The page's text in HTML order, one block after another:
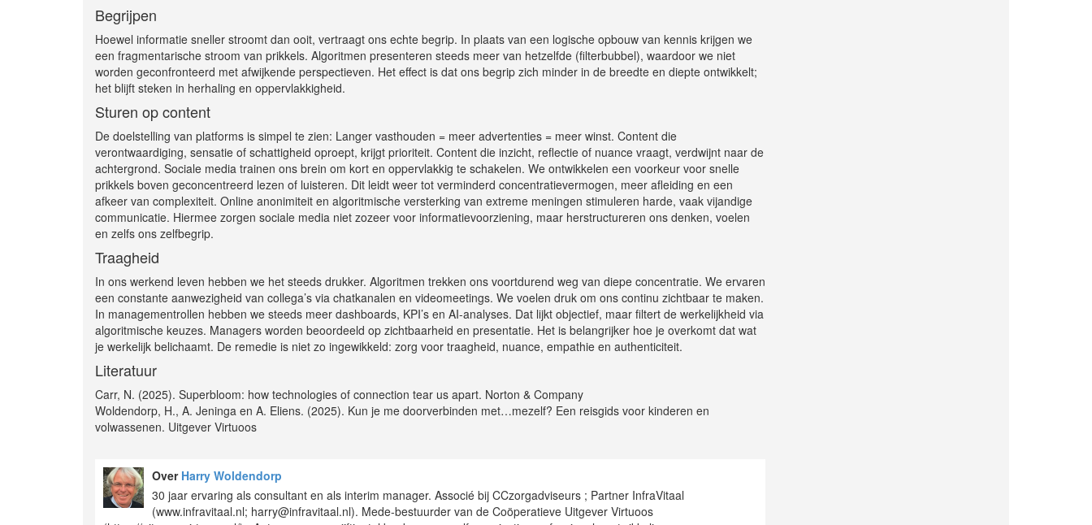
Begrijpen
Hoewel informatie sneller stroomt dan ooit, vertraagt ons echte begrip. In plaats van een logische opbouw van kennis krijgen we
een fragmentarische stroom van prikkels. Algoritmen presenteren steeds meer van hetzelfde (filterbubbel), waardoor we niet
worden geconfronteerd met afwijkende perspectieven. Het effect is dat ons begrip zich minder in de breedte en diepte ontwikkelt;
het blijft steken in herhaling en oppervlakkigheid.
Sturen op content
De doelstelling van platforms is simpel te zien: Langer vasthouden = meer advertenties = meer winst. Content die
verontwaardiging, sensatie of schattigheid oproept, krijgt prioriteit. Content die inzicht, reflectie of nuance vraagt, verdwijnt naar de
achtergrond. Sociale media trainen ons brein om kort en oppervlakkig te schakelen. We ontwikkelen een voorkeur voor snelle
prikkels boven geconcentreerd lezen of luisteren. Dit leidt weer tot verminderd concentratievermogen, meer afleiding en een
afkeer van complexiteit. Online anonimiteit en algoritmische versterking van extreme meningen stimuleren harde, vaak vijandige
communicatie. Hiermee zorgen sociale media niet zozeer voor informatievoorziening, maar herstructureren ons denken, voelen
en zelfs ons zelfbegrip.
Traagheid
In ons werkend leven hebben we het steeds drukker. Algoritmen trekken ons voortdurend weg van diepe concentratie. We ervaren
een constante aanwezigheid van collega’s via chatkanalen en videomeetings. We voelen druk om ons continu zichtbaar te maken.
In managementrollen hebben we steeds meer dashboards, KPI’s en AI-analyses. Dat lijkt objectief, maar filtert de werkelijkheid via
algoritmische keuzes. Managers worden beoordeeld op zichtbaarheid en presentatie. Het is belangrijker hoe je overkomt dat wat
je werkelijk belichaamt. De remedie is niet zo ingewikkeld: zorg voor traagheid, nuance, empathie en authenticiteit.
Literatuur
Carr, N. (2025). Superbloom: how technologies of connection tear us apart. Norton & Company
Woldendorp, H., A. Jeninga en A. Eliens. (2025). Kun je me doorverbinden met…mezelf? Een reisgids voor kinderen en
volwassenen. Uitgever Virtuoos
Over Harry Woldendorp
30 jaar ervaring als consultant en als interim manager. Associé bij CCzorgadviseurs ; Partner InfraVitaal
(www.infravitaal.nl; harry@infravitaal.nl). Mede-bestuurder van de Coöperatieve Uitgever Virtuoos